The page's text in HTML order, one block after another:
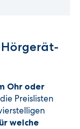
Hörgerät-
Ohr oder
Preislisten
welche